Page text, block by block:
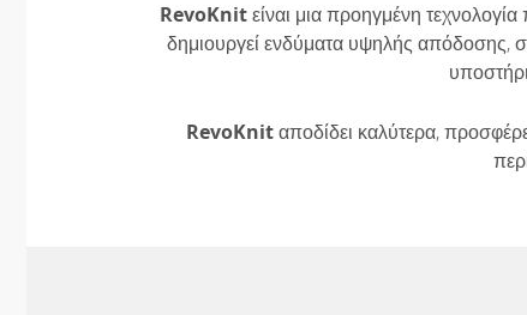
RevoKnitείναι μια προηγμένη
δημιουργεί ενδύματα υψηλής απόδοσης,
RevoKnitαποδίδει καλύτερα,